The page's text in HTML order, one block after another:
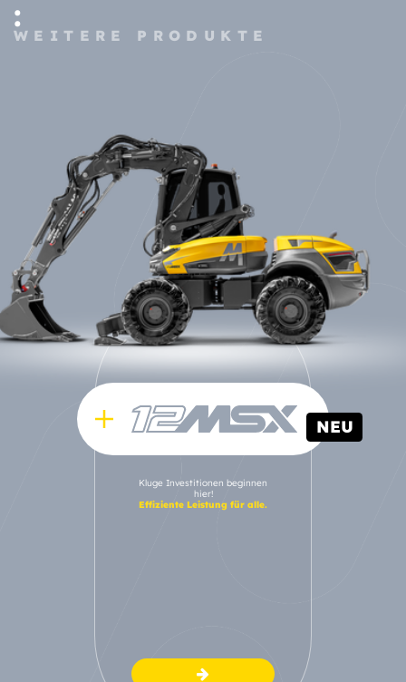
:
WEITERE PRODUKTE
NEU
Kluge Investitionen beginnen
hier!
Effiziente Leistung für alle.